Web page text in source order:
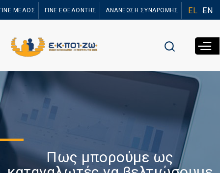
προς το
ΜΕΛΟΣ ΓΙΝΕ ΕΘΕΛΟΝΤΗΣ ΑΝΑΝΕΩΣΗ ΣΥΝΔΡΟΜΗΣ EL EN
Πως μπορούμε ως